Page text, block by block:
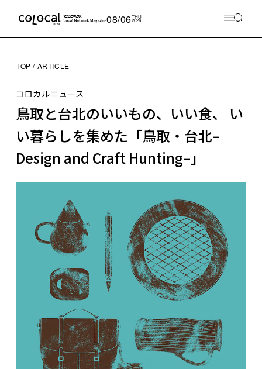
08/06THU
2026
TOP ARTICLE
コロカルニュース
鳥取と台北のいいもの、いい食、 い
い暮らしを集めた「鳥取・台北–
Design and Craft Hunting–」